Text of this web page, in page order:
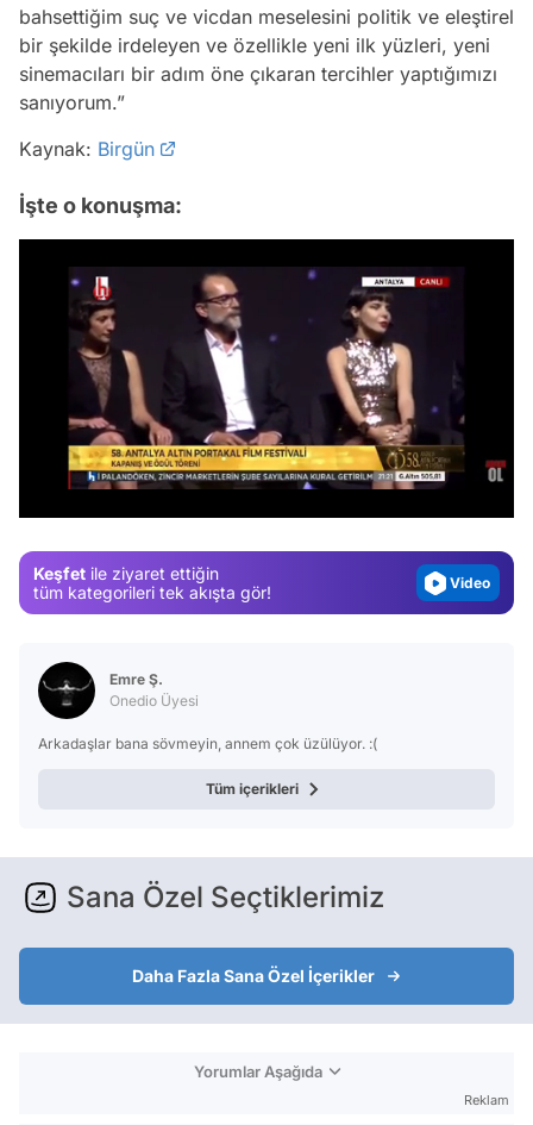
bahsettiğim suç ve vicdan meselesini politik ve eleştirel
bir şekilde irdeleyen ve özellikle yeni ilk yüzleri, yeni
sinemacıları bir adım öne çıkaran tercihler yaptığımızı
sanıyorum.”
Kaynak: Birgün
İşte o konuşma:
/
Keşfet ile ziyaret ettiğin
tüm kategorileri tek akışta gör!
Video
Test
Video
Emre Ş.
Onedio Üyesi
Arkadaşlar bana sövmeyin, annem çok üzülüyor. :(
Tüm içerikleri
Sana Özel Seçtiklerimiz
Daha Fazla Sana Özel İçerikler
Yorumlar Aşağıda
Reklam